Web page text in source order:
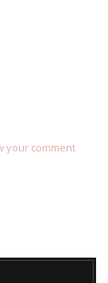
your comment